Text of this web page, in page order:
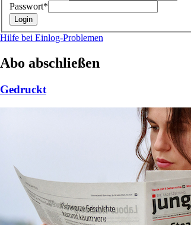
Passwort*
Hilfe bei Einlog-Problemen
Abo abschließen
Gedruckt